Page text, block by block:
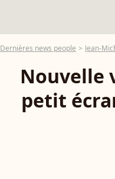
Dernières news people Jean-
Nouvelle
petit